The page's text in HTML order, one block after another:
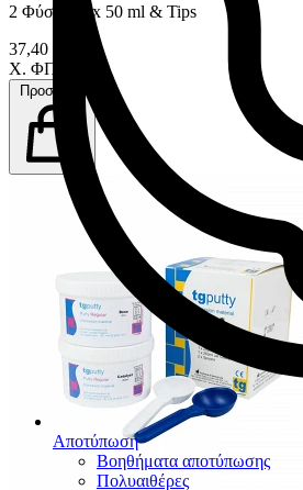
Αποτύπωση
Βοηθήματα αποτύπωσης
Πολυαιθέρες
2 Φύσιγγες x 50 ml & Tips
37,40 €
Χ. ΦΠΑ
Προσθήκη